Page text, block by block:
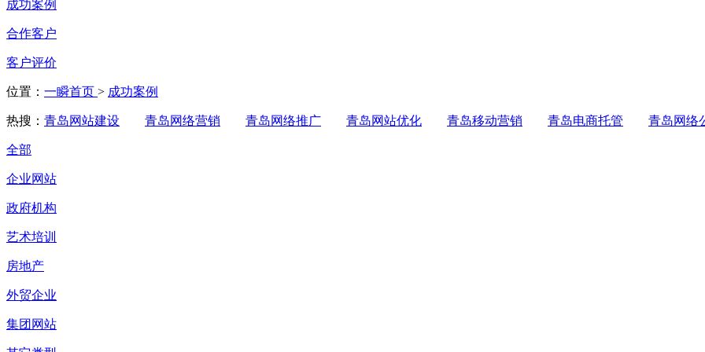
成功案例
合作客户
客户评价
位置： 一瞬首页 > 成功案例
热搜： 青岛网站建设 青岛网络营销 青岛网络推广 青岛网站优化 青岛移动营销 青岛电商托管 青岛网络
全部
企业网站
政府机构
艺术培训
房地产
外贸企业
集团网站